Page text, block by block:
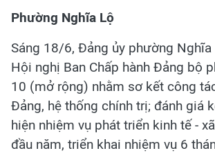
Phường Nghĩa Lộ
Sáng 18/6, Đảng ủy phường
Hội nghị Ban Chấp hành Đảng bộ
10 (mở rộng) nhằm sơ kết công
Đảng, hệ thống chính trị; đánh giá
hiện nhiệm vụ phát triển kinh tế -
đầu năm, triển khai nhiệm vụ 6